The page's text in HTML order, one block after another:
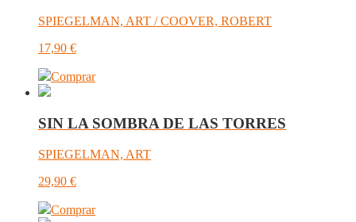
SPIEGELMAN, ART / COOVER, ROBERT
17,90 €
Comprar
SIN LA SOMBRA DE LAS TORRES
SPIEGELMAN, ART
29,90 €
Comprar